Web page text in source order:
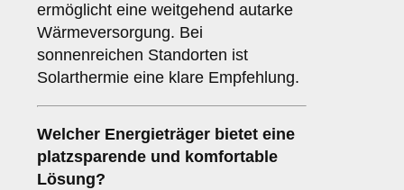
ermöglicht eine weitgehend autarke
Wärmeversorgung. Bei
sonnenreichen Standorten ist
Solarthermie eine klare Empfehlung.
Welcher Energieträger bietet eine
platzsparende und komfortable
Lösung?